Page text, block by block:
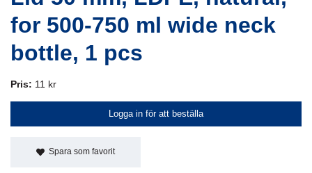
for 500-750 ml wide neck
bottle, 1 pcs
Pris: 11 kr
Logga in för att beställa
Spara som favorit